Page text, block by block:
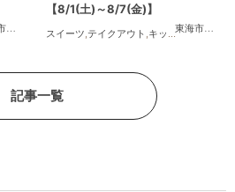
知多市
,常滑市 美浜町 南知多町
季節ネタ ,まとめ記事 東海市
,大府
【8/1(土)～8/7(金)】
スイーツ テイクアウト キッチンカー ,イベ
記事一覧